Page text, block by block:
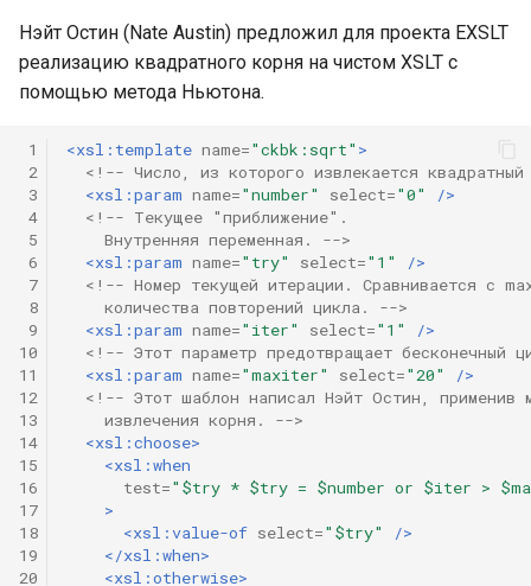
Нэйт Остин (Nate Austin) предложил для проекта EXSLT
реализацию квадратного корня на чистом XSLT с
помощью метода Ньютона.
1
2
3
4
5
6
7
8
9
10
11
12
13
14
15
16
17
18
19
20
<xsl:template name="ckbk:sqrt" >
<!-- Число, из которого извлекается
<xsl:param name="number" select="0"
/>
<!-- Текущее "приближение".
    Внутренняя переменная. -->
<xsl:param name="try" select="1"
/>
<!-- Номер текущей итерации. Сравнивается с
    количества повторений цикла. -->
<xsl:param name="iter" select="1"
/>
<!-- Этот параметр предотвращает бесконечный
<xsl:param name="maxiter" select="20"
/>
<!-- Этот шаблон написал Нэйт Остин, применив
    извлечения корня. -->
<xsl:choose>
<xsl:when
test="$try * $try = $number or $iter >
>
<xsl:value-of select="$try"
/>
</xsl:when>
<xsl:otherwise>